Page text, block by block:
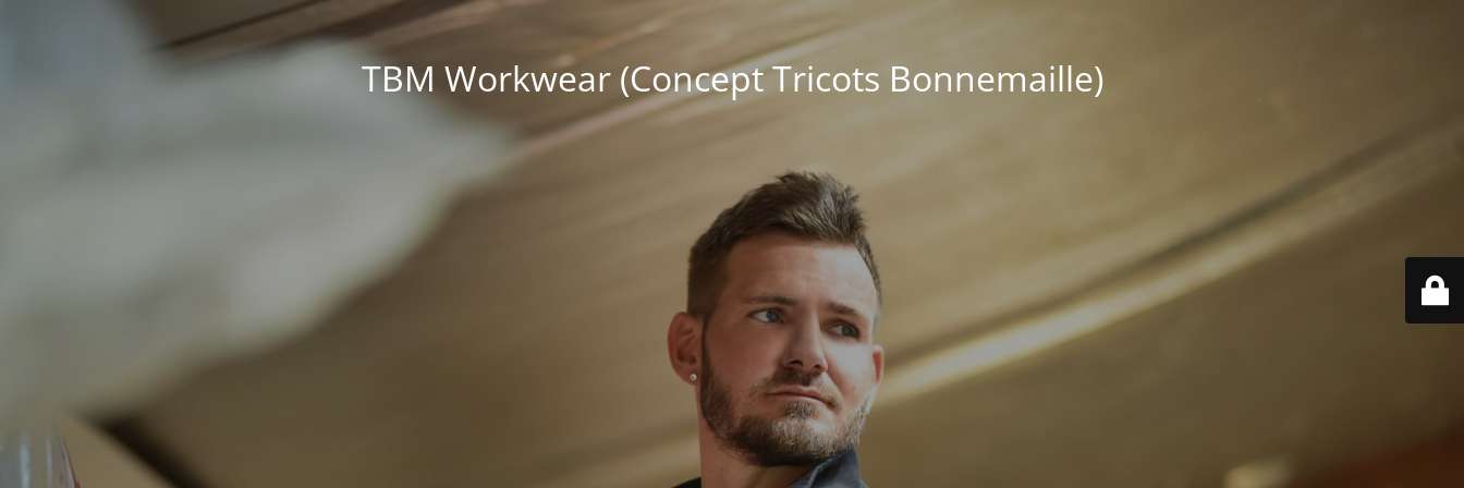
TBM Workwear (Concept Tricots Bonnemaille)